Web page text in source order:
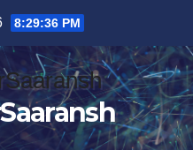
8:29:37 PM